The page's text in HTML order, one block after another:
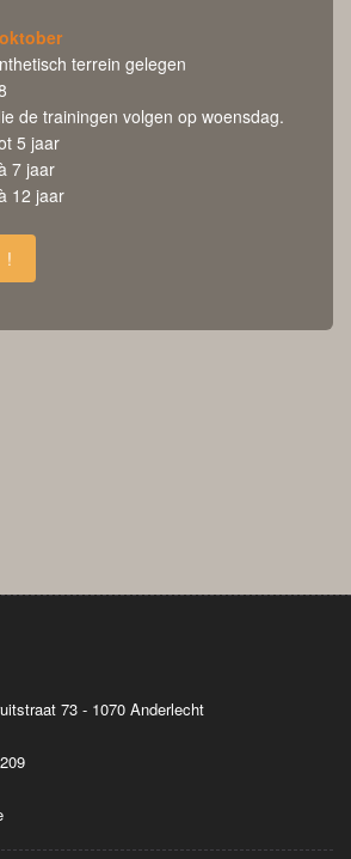
terrein gelegen
de trainingen volgen op woensdag.
5 jaar
7 jaar
12 jaar
!
73 - 1070 Anderlecht